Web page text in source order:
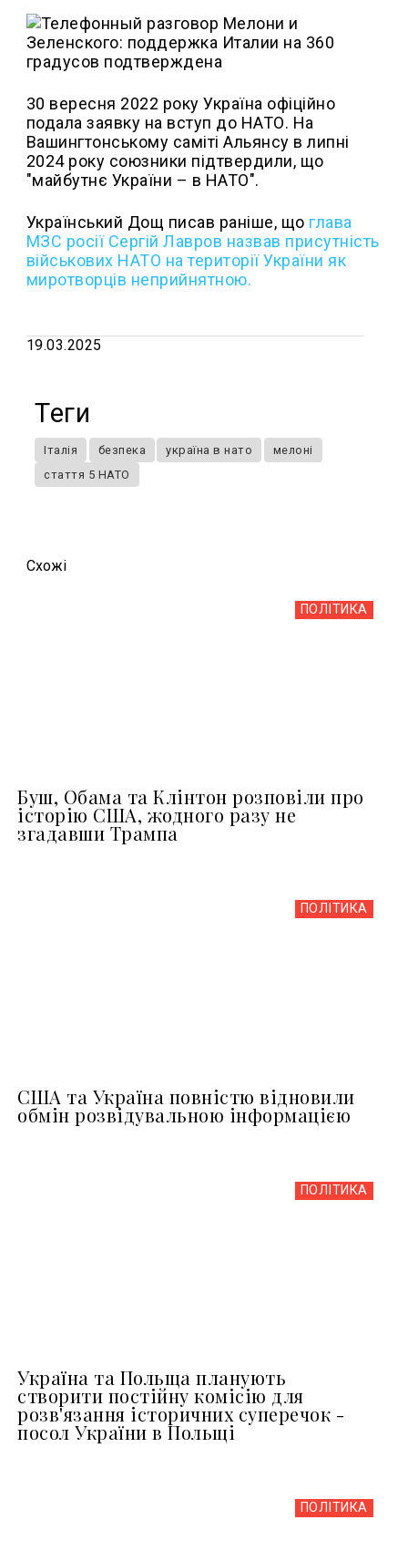
30 вересня 2022 року Україна офіційно
подала заявку на вступ до НАТО. На
Вашингтонському саміті Альянсу в липні
2024 року союзники підтвердили, що
"майбутнє України – в НАТО".
Український Дощ писав раніше, що глава
МЗС росії Сергій Лавров назвав присутність
військових НАТО на території України як
миротворців неприйнятною.
19.03.2025
Теги
Італія безпека україна в нато
мелоні
стаття 5 НАТО
Схожi
ПОЛІТИКА
Буш, Обама та Клінтон розповіли про
історію США, жодного разу не
згадавши Трампа
ПОЛІТИКА
США та Україна повністю відновили
обмін розвідувальною інформацією
ПОЛІТИКА
Україна та Польща планують
створити постійну комісію для
розв'язання історичних суперечок -
посол України в Польщі
ПОЛІТИКА